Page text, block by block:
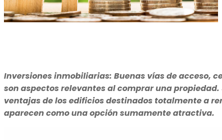
Inversiones inmobiliarias: Buenas vías de acceso,
son aspectos relevantes al comprar una propiedad.
ventajas de los edificios destinados totalmente a
aparecen como una opción sumamente atractiva.